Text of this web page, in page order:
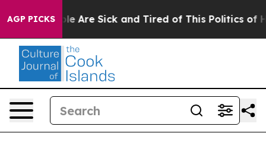
AGP PICKS
“People Are Sick and Tired of This Politics of